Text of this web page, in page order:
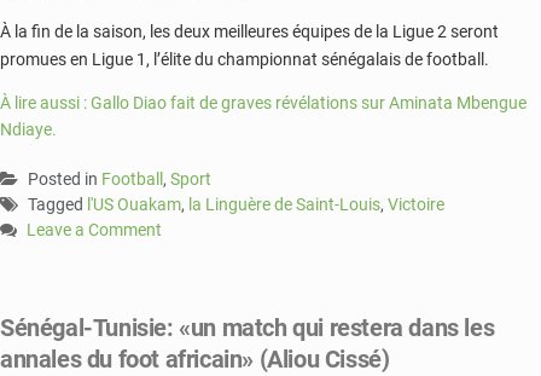
À la fin de la saison, les deux meilleures équipes de la Ligue 2 seront
promues en Ligue 1, l’élite du championnat sénégalais de football.
À lire aussi : Gallo Diao fait de graves révélations sur Aminata Mbengue
Ndiaye.
Posted in Football, Sport
Tagged l'US Ouakam, la Linguère de Saint-Louis, Victoire
Leave a Comment
de
Saint-
Sénégal-Tunisie: «un match qui restera dans les
annales du foot africain» (Aliou Cissé)